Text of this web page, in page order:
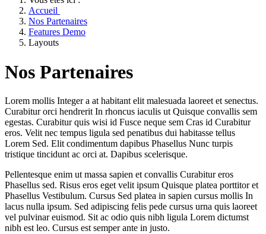
Accueil
Nos Partenaires
Features Demo
Layouts
Nos Partenaires
Lorem mollis Integer a at habitant elit malesuada laoreet et senectus.
Curabitur orci hendrerit In rhoncus iaculis ut Quisque convallis sem
egestas. Curabitur quis wisi id Fusce neque sem Cras id Curabitur
eros. Velit nec tempus ligula sed penatibus dui habitasse tellus
Lorem Sed. Elit condimentum dapibus Phasellus Nunc turpis
tristique tincidunt ac orci at. Dapibus scelerisque.
Pellentesque enim ut massa sapien et convallis Curabitur eros
Phasellus sed. Risus eros eget velit ipsum Quisque platea porttitor et
Phasellus Vestibulum. Cursus Sed platea in sapien cursus mollis In
lacus nulla ipsum. Sed adipiscing felis pede cursus urna quis laoreet
vel pulvinar euismod. Sit ac odio quis nibh ligula Lorem dictumst
nibh est leo. Cursus est semper ante in justo.